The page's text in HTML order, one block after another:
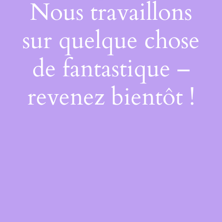
Nous travaillons
sur quelque chose
de fantastique –
revenez bientôt !